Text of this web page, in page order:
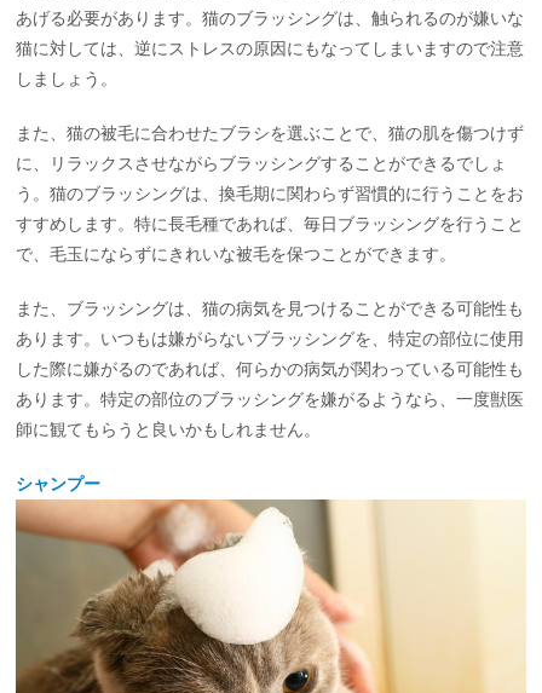
あげる必要があります。猫のブラッシングは、触られるのが嫌いな
猫に対しては、逆にストレスの原因にもなってしまいますので注意
しましょう。
また、猫の被毛に合わせたブラシを選ぶことで、猫の肌を傷つけず
に、リラックスさせながらブラッシングすることができるでしょ
う。猫のブラッシングは、換毛期に関わらず習慣的に行うことをお
すすめします。特に長毛種であれば、毎日ブラッシングを行うこと
で、毛玉にならずにきれいな被毛を保つことができます。
また、ブラッシングは、猫の病気を見つけることができる可能性も
あります。いつもは嫌がらないブラッシングを、特定の部位に使用
した際に嫌がるのであれば、何らかの病気が関わっている可能性も
あります。特定の部位のブラッシングを嫌がるようなら、一度獣医
師に観てもらうと良いかもしれません。
シャンプー